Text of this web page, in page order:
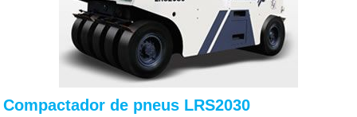
Compactador de pneus LRS2030